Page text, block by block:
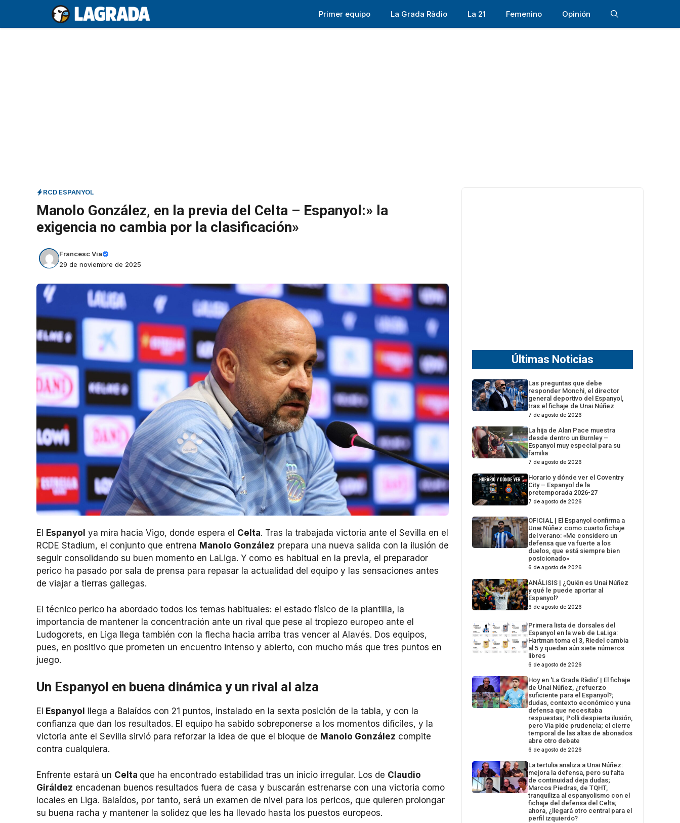
contenido
Primer equipo La Grada Ràdio La 21 Femenino Opinión
RCD ESPANYOL
Manolo González, en la previa del Celta – Espanyol:» la
exigencia no cambia por la clasificación»
Francesc Via
29 de noviembre de 2025
El Espanyol ya mira hacia Vigo, donde espera el Celta. Tras la trabajada victoria ante el Sevilla en el
RCDE Stadium, el conjunto que entrena Manolo González prepara una nueva salida con la ilusión de
seguir consolidando su buen momento en LaLiga. Y como es habitual en la previa, el preparador
perico ha pasado por sala de prensa para repasar la actualidad del equipo y las sensaciones antes
de viajar a tierras gallegas.
El técnico perico ha abordado todos los temas habituales: el estado físico de la plantilla, la
importancia de mantener la concentración ante un rival que pese al tropiezo europeo ante el
Ludogorets, en Liga llega también con la flecha hacia arriba tras vencer al Alavés. Dos equipos,
pues, en positivo que prometen un encuentro intenso y abierto, con mucho más que tres puntos en
juego.
Un Espanyol en buena dinámica y un rival al alza
El Espanyol
llega a Balaídos con 21 puntos, instalado en la sexta posición de la tabla, y con la
confianza que dan los resultados. El equipo ha sabido sobreponerse a los momentos difíciles, y la
victoria ante el Sevilla sirvió para reforzar la idea de que el bloque de Manolo González compite
contra cualquiera.
Enfrente estará un Celta que ha encontrado estabilidad tras un inicio irregular. Los de Claudio
Giráldez encadenan buenos resultados fuera de casa y buscarán estrenarse con una victoria como
locales en Liga. Balaídos, por tanto, será un examen de nivel para los pericos, que quieren prolongar
su buena racha y mantener la solidez que les ha llevado hasta los puestos europeos.
Últimas Noticias
Las preguntas que debe
responder Monchi, el director
general deportivo del Espanyol,
tras el fichaje de Unai Núñez
7 de agosto de 2026
La hija de Alan Pace muestra
desde dentro un Burnley –
Espanyol muy especial para su
familia
7 de agosto de 2026
Horario y dónde ver el Coventry
City – Espanyol de la
pretemporada 2026-27
7 de agosto de 2026
OFICIAL | El Espanyol confirma a
Unai Núñez como cuarto fichaje
del verano: «Me considero un
defensa que va fuerte a los
duelos, que está siempre bien
posicionado»
6 de agosto de 2026
ANÁLISIS | ¿Quién es Unai Núñez
y qué le puede aportar al
Espanyol?
6 de agosto de 2026
Primera lista de dorsales del
Espanyol en la web de LaLiga:
Hartman toma el 3, Riedel cambia
al 5 y quedan aún siete números
libres
6 de agosto de 2026
Hoy en ‘La Grada Ràdio’ | El fichaje
de Unai Núñez, ¿refuerzo
suficiente para el Espanyol?;
dudas, contexto económico y una
defensa que necesitaba
respuestas; Polli despierta ilusión,
pero Via pide prudencia; el cierre
temporal de las altas de abonados
abre otro debate
6 de agosto de 2026
La tertulia analiza a Unai Núñez:
mejora la defensa, pero su falta
de continuidad deja dudas;
Marcos Piedras, de TQHT,
tranquiliza al espanyolismo con el
fichaje del defensa del Celta;
ahora, ¿llegará otro central para el
perfil izquierdo?